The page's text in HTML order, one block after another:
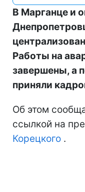
В Марганце и
Работы на
завершены, а
приняли
Об этом
ссылкой на
Корецкого .